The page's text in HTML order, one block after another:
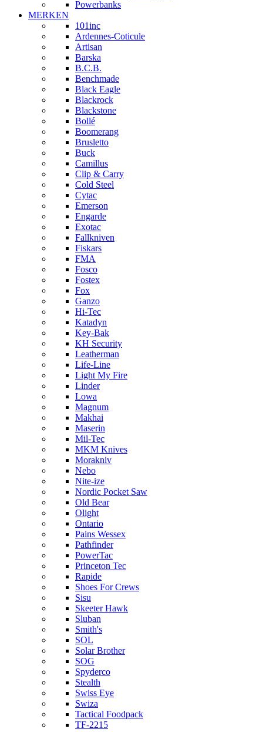
Powerbanks
MERKEN
101inc
Ardennes-Coticule
Artisan
Barska
B.C.B.
Benchmade
Black Eagle
Blackrock
Blackstone
Bollé
Boomerang
Brusletto
Buck
Camillus
Clip & Carry
Cold Steel
Cytac
Emerson
Engarde
Exotac
Fallkniven
Fiskars
FMA
Fosco
Fostex
Fox
Ganzo
Hi-Tec
Katadyn
Key-Bak
KH Security
Leatherman
Life-Line
Light My Fire
Linder
Lowa
Magnum
Makhai
Maserin
Mil-Tec
MKM Knives
Morakniv
Nebo
Nite-ize
Nordic Pocket Saw
Old Bear
Olight
Ontario
Pains Wessex
Pathfinder
PowerTac
Princeton Tec
Rapide
Shoes For Crews
Sisu
Skeeter Hawk
Sluban
Smith's
SOL
Solar Brother
SOG
Spyderco
Stealth
Swiss Eye
Swiza
Tactical Foodpack
TF-2215